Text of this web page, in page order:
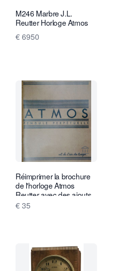
M246 Marbre J.L.
Reutter Horloge Atmos
€ 6950
Voir la
Réimprimer la brochure
de l'horloge Atmos
Reutter avec des ajouts
€ 35